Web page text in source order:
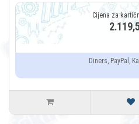
Diners, PayPal,